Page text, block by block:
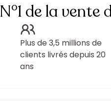
N°1 de la vente
Plus de 3,5 millions de
clients livrés depuis 20
ans